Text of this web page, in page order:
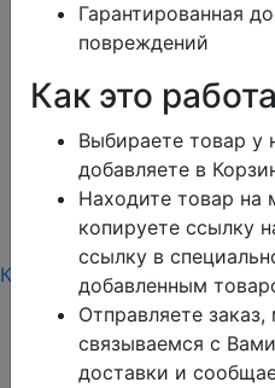
ГлавнаяКаталогТарифы
Контакты
режим работы
Корзина0
Каталог
Тарифы Контакты
Обратите внимание!
товарам, которые есть в
Гарантированная
повреждений
Как это
Выбираете товар у
добавляете в
Находите товар на
копируете ссылку
ссылку в
добавленным
Отправляете
связываемся с
доставки и